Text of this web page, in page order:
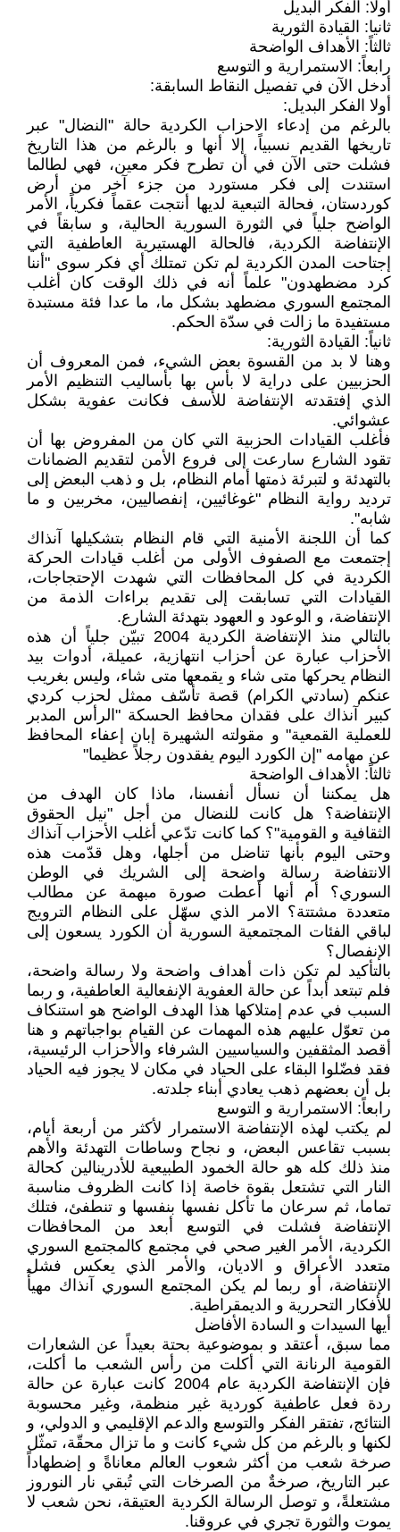
أولا: الفكر البديل
ثانيا: القيادة الثورية
ثالثاً: الأهداف الواضحة
رابعاً: الاستمرارية و التوسع
أدخل الآن في تفصيل النقاط السابقة:
أولا الفكر البديل:
بالرغم من إدعاء الاحزاب الكردية حالة "النضال" عبر
تاريخها القديم نسبياً، إلا أنها و بالرغم من هذا التاريخ
فشلت حتى الآن في أن تطرح فكر معين، فهي لطالما
استندت إلى فكر مستورد من جزء آخر من أرض
كوردستان، فحالة التبعية لديها أنتجت عقماً فكرياً، الأمر
الواضح جلياً في الثورة السورية الحالية، و سابقاً في
الإنتفاضة الكردية، فالحالة الهستيرية العاطفية التي
إجتاحت المدن الكردية لم تكن تمتلك أي فكر سوى "أننا
كرد مضطهدون" علماً أنه في ذلك الوقت كان أغلب
المجتمع السوري مضطهد بشكل ما، ما عدا فئة مستبدة
مستفيدة ما زالت في سدّة الحكم.
ثانياً: القيادة الثورية:
وهنا لا بد من القسوة بعض الشيء، فمن المعروف أن
الحزبيين على دراية لا بأس بها بأساليب التنظيم الأمر
الذي إفتقدته الإنتفاضة للأسف فكانت عفوية بشكل
عشوائي.
فأغلب القيادات الحزبية التي كان من المفروض بها أن
تقود الشارع سارعت إلى فروع الأمن لتقديم الضمانات
بالتهدئة و لتبرئة ذمتها أمام النظام، بل و ذهب البعض إلى
ترديد رواية النظام "غوغائيين، إنفصاليين، مخربين و ما
شابه".
كما أن اللجنة الأمنية التي قام النظام بتشكيلها آنذاك
إجتمعت مع الصفوف الأولى من أغلب قيادات الحركة
الكردية في كل المحافظات التي شهدت الإحتجاجات،
القيادات التي تسابقت إلى تقديم براءات الذمة من
الإنتفاضة، و الوعود و العهود بتهدئة الشارع.
بالتالي منذ الإنتفاضة الكردية 2004 تبيّن جلياً أن هذه
الأحزاب عبارة عن أحزاب انتهازية، عميلة، أدوات بيد
النظام يحركها متى شاء و يقمعها متى شاء، وليس بغريب
عنكم (سادتي الكرام) قصة تأسّف ممثل لحزب كردي
كبير آنذاك على فقدان محافظ الحسكة "الرأس المدبر
للعملية القمعية" و مقولته الشهيرة إبان إعفاء المحافظ
عن مهامه "إن الكورد اليوم يفقدون رجلاً عظيما"
ثالثاً: الأهداف الواضحة
هل يمكننا أن نسأل أنفسنا، ماذا كان الهدف من
الإنتفاضة؟ هل كانت للنضال من أجل "نيل الحقوق
الثقافية و القومية"؟ كما كانت تدّعي أغلب الأحزاب آنذاك
وحتى اليوم بأنها تناضل من أجلها، وهل قدّمت هذه
الانتفاضة رسالة واضحة إلى الشريك في الوطن
السوري؟ أم أنها أعطت صورة مبهمة عن مطالب
متعددة مشتتة؟ الامر الذي سهّل على النظام الترويج
لباقي الفئات المجتمعية السورية أن الكورد يسعون إلى
الإنفصال؟
بالتأكيد لم تكن ذات أهداف واضحة ولا رسالة واضحة،
فلم تبتعد أبداً عن حالة العفوية الإنفعالية العاطفية، و ربما
السبب في عدم إمتلاكها هذا الهدف الواضح هو استنكاف
من تعوّل عليهم هذه المهمات عن القيام بواجباتهم و هنا
أقصد المثقفين والسياسيين الشرفاء والأحزاب الرئيسية،
فقد فضّلوا البقاء على الحياد في مكان لا يجوز فيه الحياد
بل أن بعضهم ذهب يعادي أبناء جلدته.
رابعاً: الاستمرارية و التوسع
لم يكتب لهذه الإنتفاضة الاستمرار لأكثر من أربعة أيام،
بسبب تقاعس البعض، و نجاح وساطات التهدئة والأهم
منذ ذلك كله هو حالة الخمود الطبيعية للأدرينالين كحالة
النار التي تشتعل بقوة خاصة إذا كانت الظروف مناسبة
تماما، ثم سرعان ما تأكل نفسها بنفسها و تنطفئ، فتلك
الإنتفاضة فشلت في التوسع أبعد من المحافظات
الكردية، الأمر الغير صحي في مجتمع كالمجتمع السوري
متعدد الأعراق و الاديان، والأمر الذي يعكس فشل
الإنتفاضة، أو ربما لم يكن المجتمع السوري آنذاك مهيأً
للأفكار التحررية و الديمقراطية.
أيها السيدات و السادة الأفاضل
مما سبق، أعتقد و بموضوعية بحتة بعيداً عن الشعارات
القومية الرنانة التي أكلت من رأس الشعب ما أكلت،
فإن الإنتفاضة الكردية عام 2004 كانت عبارة عن حالة
ردة فعل عاطفية كوردية غير منظمة، وغير محسوبة
النتائج، تفتقر الفكر والتوسع والدعم الإقليمي و الدولي، و
لكنها و بالرغم من كل شيء كانت و ما تزال محقّة، تمثّل
صرخة شعب من أكثر شعوب العالم معاناةً و إضطهاداً
عبر التاريخ، صرخةٌ من الصرخات التي تُبقي نار النوروز
مشتعلةً، و توصل الرسالة الكردية العتيقة، نحن شعب لا
يموت والثورة تجري في عروقنا.